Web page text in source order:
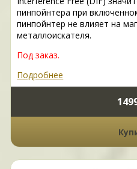
пинпойнтера при
пинпойнтер не влияет на
металлоискателя.
Под заказ.
Подробнее